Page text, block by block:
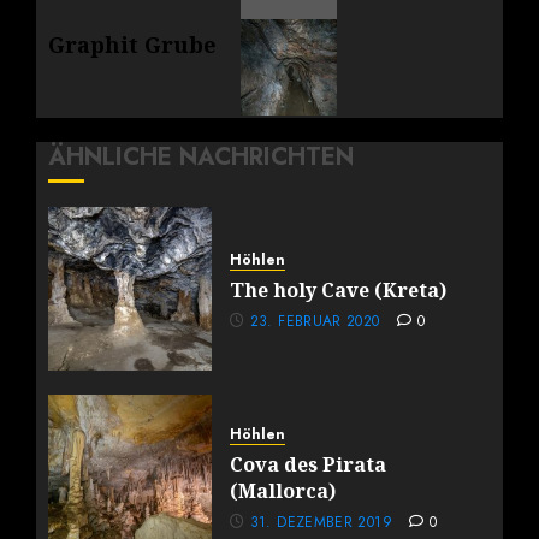
Beitrag:
Graphit Grube
ÄHNLICHE NACHRICHTEN
Höhlen
The holy Cave (Kreta)
23. FEBRUAR 2020 0
Höhlen
Cova des Pirata
(Mallorca)
31. DEZEMBER 2019 0